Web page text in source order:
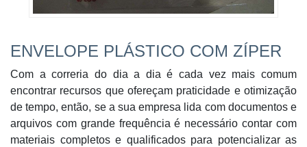
ENVELOPE PLÁSTICO COM ZÍPER
Com a correria do dia a dia é cada vez mais comum
encontrar recursos que ofereçam praticidade e otimização
de tempo, então, se a sua empresa lida com documentos e
arquivos com grande frequência é necessário contar com
materiais completos e qualificados para potencializar as